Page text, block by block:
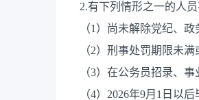
2.有下列情形之一的人员
（1）尚未解除党纪、
（2）刑事处罚期限未
（3）在公务员招录、
（4）2026年9月1日以